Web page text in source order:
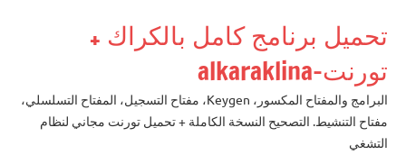
تحميل برنامج كامل بالكراك +
تورنت-alkaraklina
البرامج والمفتاح المكسور، Keygen، مفتاح التسجيل، المفتاح التسلسلي،
مفتاح التنشيط. التصحيح النسخة الكاملة + تحميل تورنت مجاني لنظام
التشغي